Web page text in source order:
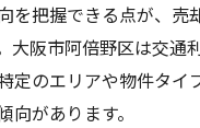
を把握できる点が、売
大阪市阿倍野区は交通
定のエリアや物件タイ
向があります。